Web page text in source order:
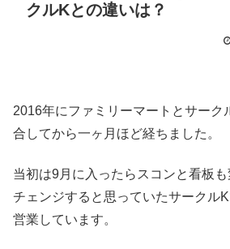
クルKとの違いは？
2016年にファミリーマートとサーク
合してから一ヶ月ほど経ちました。
当初は9月に入ったらスコンと看板
チェンジすると思っていたサークル
営業しています。